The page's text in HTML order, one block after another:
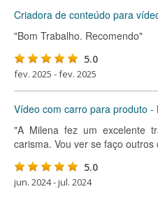
Criadora de conteúdo para
"Bom Trabalho. Recomendo"
5.0
fev. 2025 - fev. 2025
Vídeo com carro para produto -
"A Milena fez um excelente
carisma. Vou ver se faço
5.0
jun. 2024 - jul. 2024